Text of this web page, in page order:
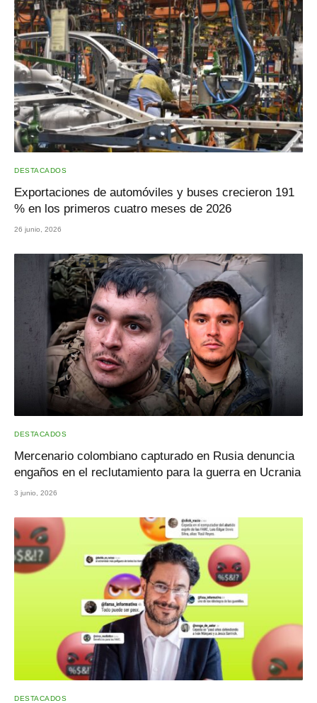
DESTACADOS
Exportaciones de automóviles y buses crecieron 191
% en los primeros cuatro meses de 2026
26 junio, 2026
DESTACADOS
Mercenario colombiano capturado en Rusia denuncia
engaños en el reclutamiento para la guerra en Ucrania
3 junio, 2026
DESTACADOS